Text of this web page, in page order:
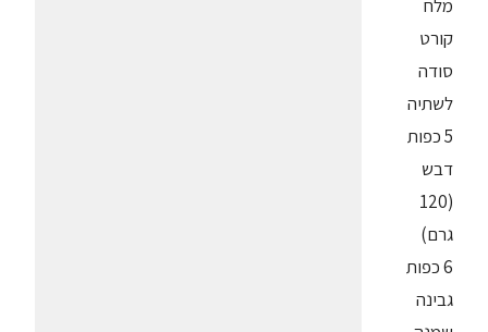
מלח
קורט
סודה
לשתיה
5 כפות
דבש
(120
גרם)
6 כפות
גבינה